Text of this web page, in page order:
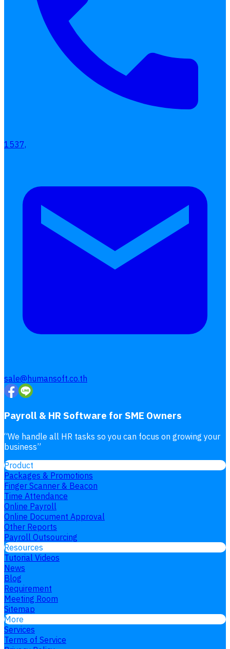
Interested Blog
โปรแกรมบริหารงานบุคคล
การคิดเงินเดือน
เอกสารออนไลน์
1537,
sale@humansoft.co.th
Payroll & HR Software for SME Owners
“We handle all HR tasks so you can focus on growing your
business”
Product
Packages & Promotions
Finger Scanner & Beacon
Time Attendance
Online Payroll
Online Document Approval
Other Reports
Payroll Outsourcing
Resources
Tutorial Videos
News
Blog
Requirement
Meeting Room
Sitemap
More
Services
Terms of Service